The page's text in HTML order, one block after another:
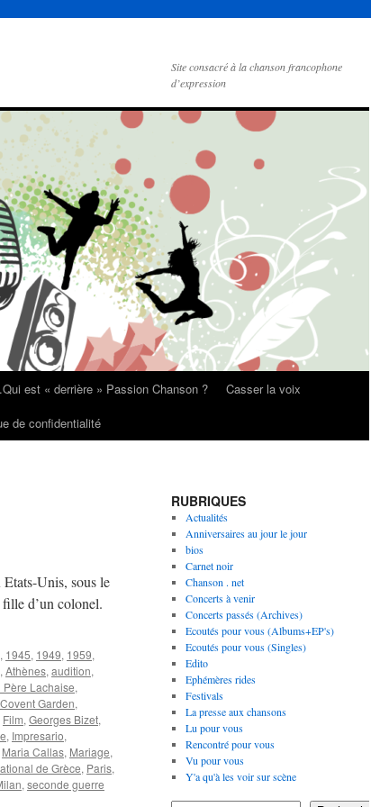
Site consacré à la chanson francophone
d’expression
.Qui est « derrière » Passion Chanson ?
Casser la voix
de confidentialité
Unis, sous le
d’un colonel.
, 1945, 1949, 1959,
, Athènes, audition,
Lachaise,
Covent Garden,
Film, Georges Bizet,
, Impresario,
Maria Callas, Mariage,
de Grèce, Paris,
, seconde guerre
RUBRIQUES
Actualités
Anniversaires au jour le jour
bios
Carnet noir
Chanson . net
Concerts à venir
Concerts passés (Archives)
Ecoutés pour vous (Albums+EP's)
Ecoutés pour vous (Singles)
Edito
Ephémères rides
Festivals
La presse aux chansons
Lu pour vous
Rencontré pour vous
Vu pour vous
Y'a qu'à les voir sur scène